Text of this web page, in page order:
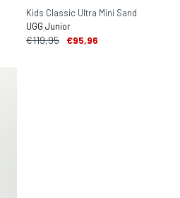
Kids Classic Ultra Mini Sand
UGG Junior
€119,95 €95,96